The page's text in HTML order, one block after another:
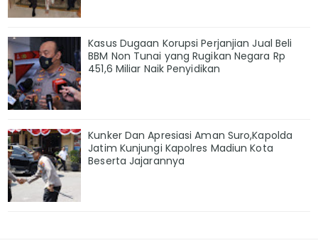
Kasus Dugaan Korupsi Perjanjian Jual Beli
BBM Non Tunai yang Rugikan Negara Rp
451,6 Miliar Naik Penyidikan
Kunker Dan Apresiasi Aman Suro,Kapolda
Jatim Kunjungi Kapolres Madiun Kota
Beserta Jajarannya